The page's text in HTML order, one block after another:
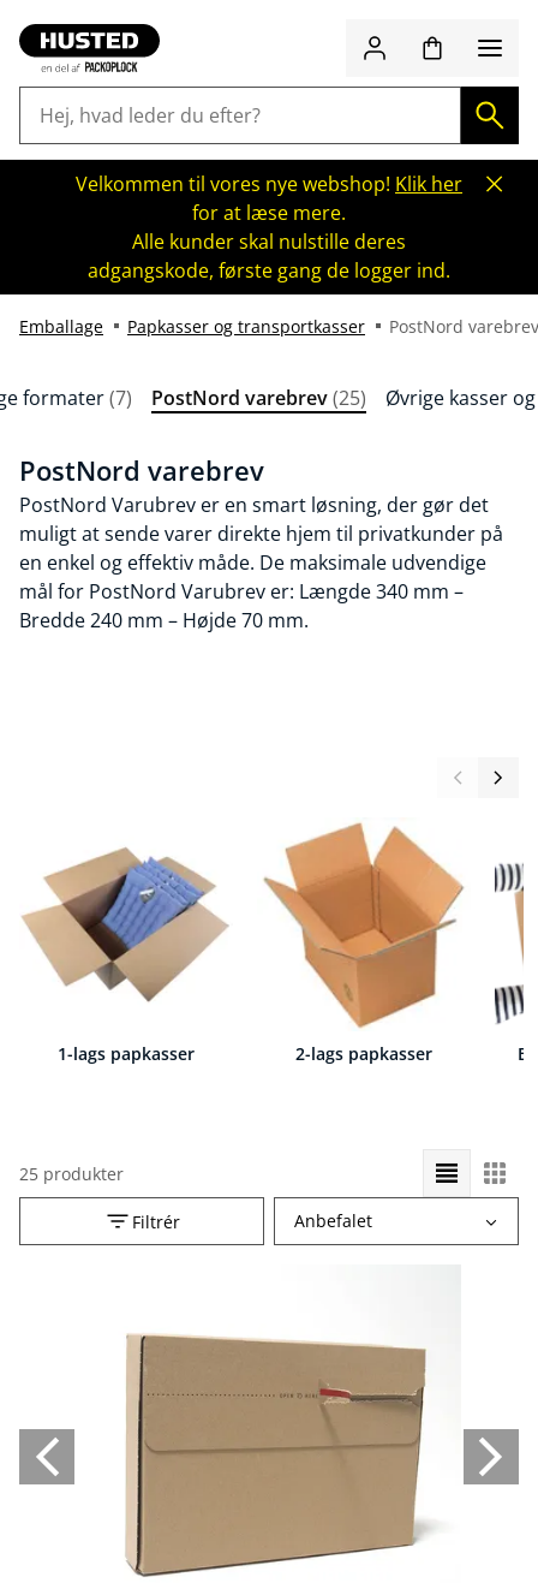
Velkommen til vores nye webshop! Klik her
for at læse mere.
Alle kunder skal nulstille deres
adgangskode, første gang de logger ind.
Emballage Papkasser og transportkasser PostNord varebrev
formater(7) PostNord varebrev(25) Øvrige kasser
PostNord varebrev
PostNord Varubrev er en smart løsning, der gør det
muligt at sende varer direkte hjem til privatkunder på
en enkel og effektiv måde. De maksimale udvendige
mål for PostNord Varubrev er: Længde 340 mm –
Bredde 240 mm – Højde 70 mm.
1-lags papkasser 2-lags papkasser
25 produkter
Filtrér
sorteringsrækkefølge
Anbefalet